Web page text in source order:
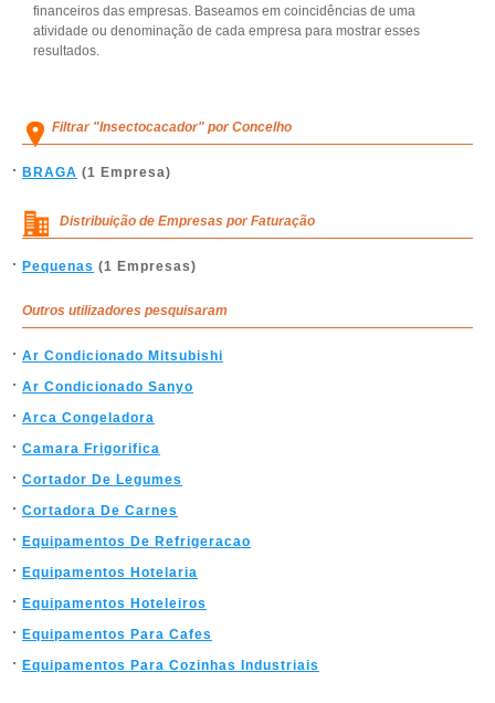
financeiros das empresas. Baseamos em coincidências de uma
atividade ou denominação de cada empresa para mostrar esses
resultados.
Filtrar "Insectocacador" por Concelho
BRAGA (1 Empresa)
Distribuição de Empresas por Faturação
Pequenas (1 Empresas)
Outros utilizadores pesquisaram
Ar Condicionado Mitsubishi
Ar Condicionado Sanyo
Arca Congeladora
Camara Frigorifica
Cortador De Legumes
Cortadora De Carnes
Equipamentos De Refrigeracao
Equipamentos Hotelaria
Equipamentos Hoteleiros
Equipamentos Para Cafes
Equipamentos Para Cozinhas Industriais